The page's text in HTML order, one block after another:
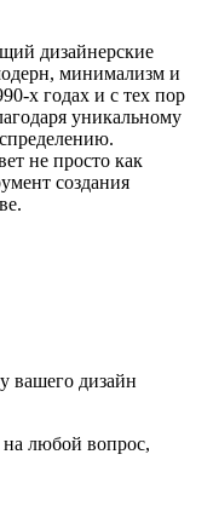
дизайнерские
минимализм и
х годах и с тех пор
уникальному
не просто как
создания
вашего дизайн
любой вопрос,